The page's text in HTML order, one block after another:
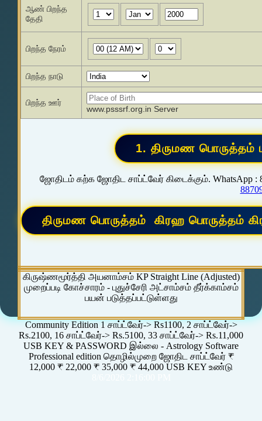
ஆண் பிறந்த
தேதி
பிறந்த நேரம்
பிறந்த நாடு
பிறந்த ஊர்
www.psssrf.org.in Server
ஜோதிடம் கற்க ஜோதிட சாப்ட்வேர் கிடைக்கும். WhatsApp :
கிருஷ்ணமூர்த்தி அயனாம்சம் KP Straight Line (Adjusted)
முறைப்படி கோச்சாரம் - புதுச்சேரி அட்சாம்சம் தீர்க்காம்சம்
பயன் படுத்தப்பட்டுள்ளது
Community Edition 1 சாப்ட்வேர்-> Rs1100, 2 சாப்ட்வேர்->
Rs.2100, 16 சாப்ட்வேர்-> Rs.5100, 33 சாப்ட்வேர்-> Rs.11,000
USB KEY & PASSWORD இல்லை - Astrology Software
Professional edition தொழில்முறை ஜோதிட சாப்ட்வேர் ₹
12,000 ₹ 22,000 ₹ 35,000 ₹ 44,000 USB KEY உண்டு